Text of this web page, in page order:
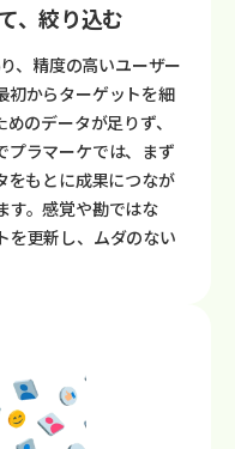
、絞り込む
、精度の高いユーザー
初からターゲットを細
のデータが足りず、
プラマーケでは、まず
をもとに成果につなが
す。感覚や勘ではな
を更新し、ムダのない